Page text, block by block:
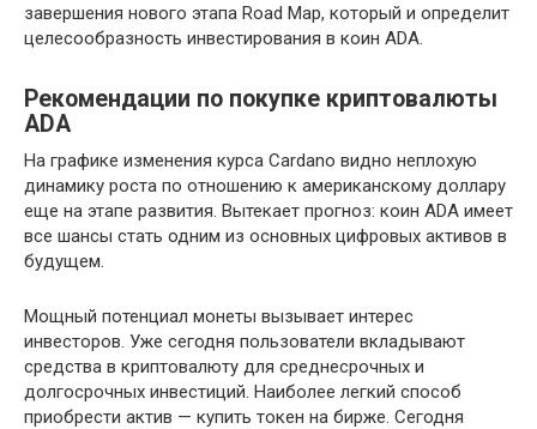
завершения нового этапа Road Map, который и определит
целесообразность инвестирования в коин ADA.
Рекомендации по покупке криптовалюты
ADA
На графике изменения курса Cardano видно неплохую
динамику роста по отношению к американскому доллару
еще на этапе развития. Вытекает прогноз: коин ADA имеет
все шансы стать одним из основных цифровых активов в
будущем.
Мощный потенциал монеты вызывает интерес
инвесторов. Уже сегодня пользователи вкладывают
средства в криптовалюту для среднесрочных и
долгосрочных инвестиций. Наиболее легкий способ
приобрести актив — купить токен на бирже. Сегодня